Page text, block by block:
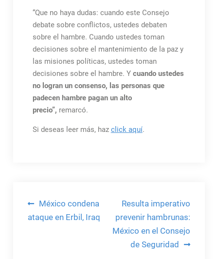
“Que no haya dudas: cuando este Consejo
debate sobre conflictos, ustedes debaten
sobre el hambre. Cuando ustedes toman
decisiones sobre el mantenimiento de la paz y
las misiones políticas, ustedes toman
decisiones sobre el hambre. Y cuando ustedes
no logran un consenso, las personas que
padecen hambre pagan un alto
precio”, remarcó.
Si deseas leer más, haz click aquí.
Navegación
de
México condena
ataque en Erbil, Iraq
Resulta imperativo
prevenir hambrunas:
México en el Consejo
de Seguridad